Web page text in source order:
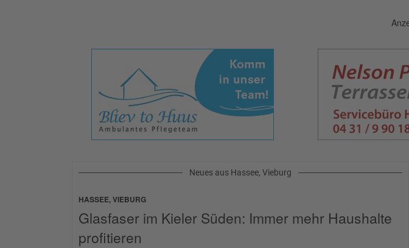
Neues aus Hassee, Vieburg
HASSEE, VIEBURG
Glasfaser im Kieler Süden: Immer mehr Haushalte
profitieren